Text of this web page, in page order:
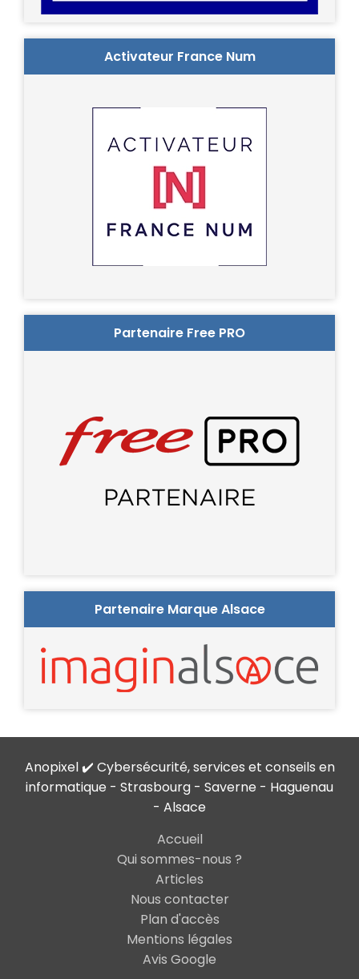
Activateur France Num
Partenaire Free PRO
Partenaire Marque Alsace
Anopixel ✔️ Cybersécurité, services et conseils en
informatique - Strasbourg - Saverne - Haguenau
- Alsace
Accueil
Qui sommes-nous ?
Articles
Nous contacter
Plan d'accès
Mentions légales
Avis Google